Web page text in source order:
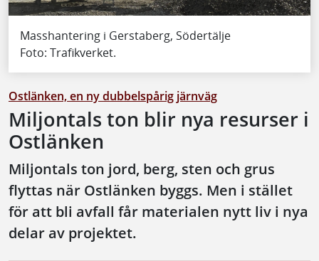
Masshantering i Gerstaberg, Södertälje
Foto: Trafikverket.
Ostlänken, en ny dubbelspårig järnväg
Miljontals ton blir nya resurser i
Ostlänken
Miljontals ton jord, berg, sten och grus
flyttas när Ostlänken byggs. Men i stället
för att bli avfall får materialen nytt liv i nya
delar av projektet.